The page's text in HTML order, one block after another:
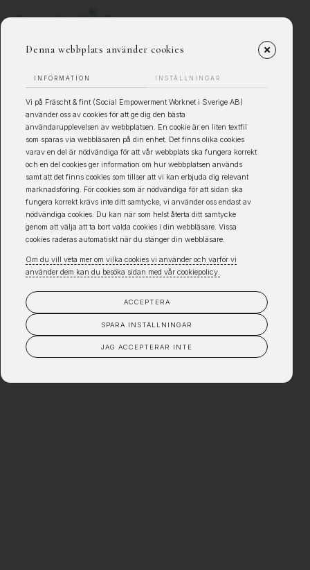
Denna webbplats använder cookies
INFORMATION INSTÄLLNINGAR
Vi på Fräscht & fint (Social Empowerment Worknet i Sverige AB)
använder oss av cookies för att ge dig den bästa
användarupplevelsen av webbplatsen. En cookie är en liten textfil
som sparas via webbläsaren på din enhet. Det finns olika cookies
varav en del är nödvändiga för att vår webbplats ska fungera korrekt
och en del cookies ger information om hur webbplatsen används
samt att det finns cookies som tillser att vi kan erbjuda dig relevant
marknadsföring. För cookies som är nödvändiga för att sidan ska
fungera korrekt krävs inte ditt samtycke, vi använder oss endast av
nödvändiga cookies. Du kan när som helst återta ditt samtycke
genom att välja att ta bort valda cookies i din webbläsare. Vissa
cookies raderas automatiskt när du stänger din webbläsare.
Om du vill veta mer om vilka cookies vi använder och varför vi
använder dem kan du besöka sidan med vår cookiepolicy.
JAG ACCEPTERAR INTE
SPARA INSTÄLLNINGAR
ACCEPTERA